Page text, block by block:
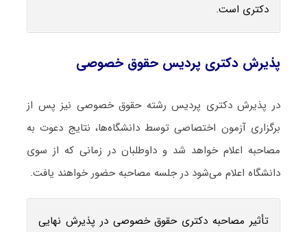
دکتری است.
پذیرش دکتری پردیس حقوق خصوصی
در پذیرش دکتری پردیس رشته حقوق خصوصی نیز پس از
برگزاری آزمون اختصاصی توسط دانشگاه‌ها، نتایج دعوت به
مصاحبه اعلام خواهد شد و داوطلبان در زمانی که از سوی
دانشگاه اعلام می‌شود در جلسه مصاحبه حضور خواهند یافت.
تأثیر مصاحبه دکتری حقوق خصوصی در پذیرش نهایی